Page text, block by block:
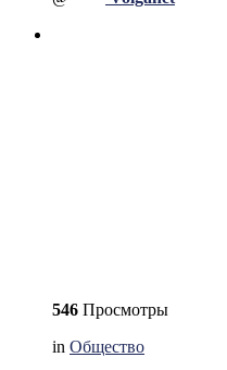
546 Просмотры
in Общество